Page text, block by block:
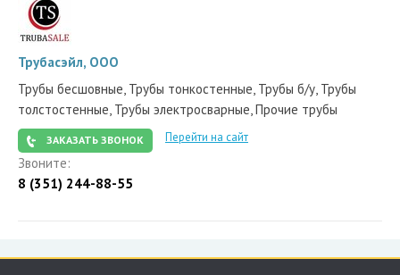
Трубасэйл, ООО
Трубы бесшовные, Трубы тонкостенные, Трубы б/у, Трубы
толстостенные, Трубы электросварные, Прочие трубы
ЗАКАЗАТЬ ЗВОНОК Перейти на сайт
Звоните:
8 (351) 244-88-55